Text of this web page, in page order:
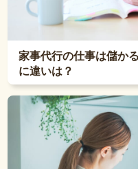
家事代行の仕事は儲か
に違いは？